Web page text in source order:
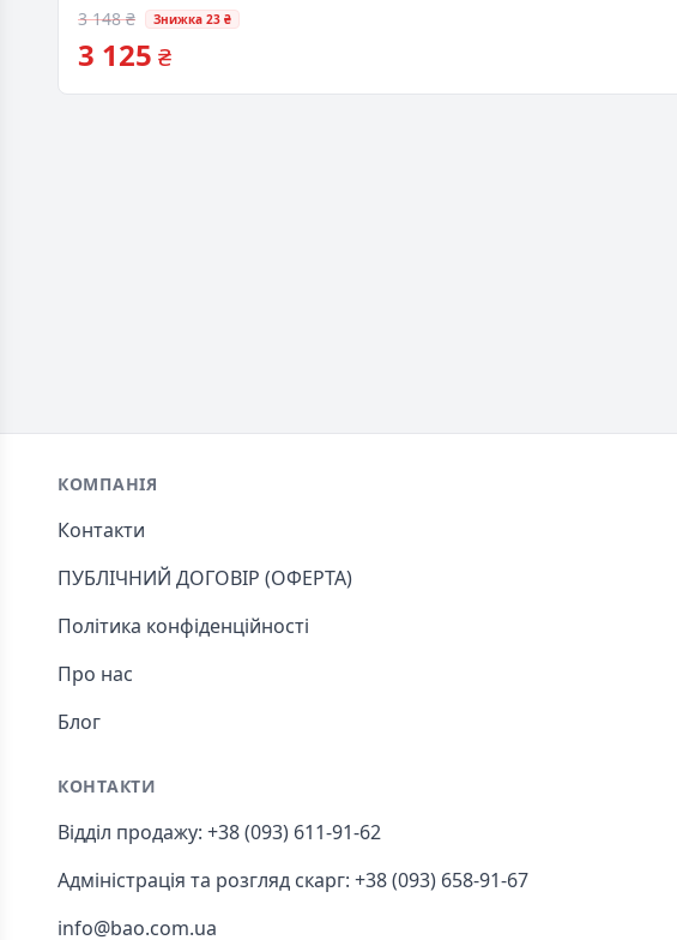
3 148 ₴ Знижка 23 ₴
3 125 ₴
Footer
КОМПАНІЯ
Контакти
ПУБЛІЧНИЙ ДОГОВІР (ОФЕРТА)
Політика конфіденційності
Про нас
Блог
КОНТАКТИ
Відділ продажу: +38 (093) 611-91-62
Адміністрація та розгляд скарг: +38 (093) 658-91-67
info@bao.com.ua